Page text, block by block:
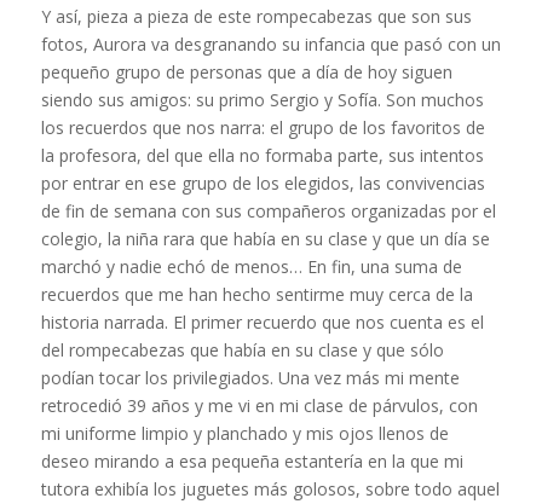
Y así, pieza a pieza de este rompecabezas que son sus
fotos, Aurora va desgranando su infancia que pasó con un
pequeño grupo de personas que a día de hoy siguen
siendo sus amigos: su primo Sergio y Sofía. Son muchos
los recuerdos que nos narra: el grupo de los favoritos de
la profesora, del que ella no formaba parte, sus intentos
por entrar en ese grupo de los elegidos, las convivencias
de fin de semana con sus compañeros organizadas por el
colegio, la niña rara que había en su clase y que un día se
marchó y nadie echó de menos… En fin, una suma de
recuerdos que me han hecho sentirme muy cerca de la
historia narrada. El primer recuerdo que nos cuenta es el
del rompecabezas que había en su clase y que sólo
podían tocar los privilegiados. Una vez más mi mente
retrocedió 39 años y me vi en mi clase de párvulos, con
mi uniforme limpio y planchado y mis ojos llenos de
deseo mirando a esa pequeña estantería en la que mi
tutora exhibía los juguetes más golosos, sobre todo aquel